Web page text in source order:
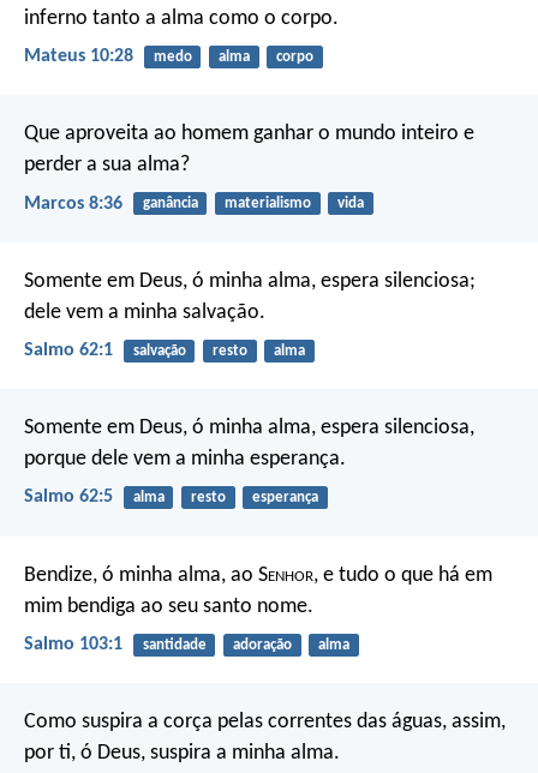
inferno tanto a alma como o corpo.
Mateus 10:28 medo alma corpo
Que aproveita ao homem ganhar o mundo inteiro e
perder a sua alma?
Marcos 8:36 ganância materialismo vida
Somente em Deus, ó minha alma, espera silenciosa;
dele vem a minha salvação.
Salmo 62:1 salvação resto alma
Somente em Deus, ó minha alma, espera silenciosa,
porque dele vem a minha esperança.
Salmo 62:5 alma resto esperança
Bendize, ó minha alma, ao Senhor, e tudo o que há em
mim bendiga ao seu santo nome.
Salmo 103:1 santidade adoração alma
Como suspira a corça pelas correntes das águas, assim,
por ti, ó Deus, suspira a minha alma.